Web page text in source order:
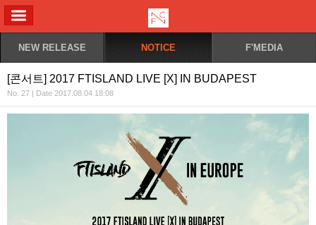
NEW RELEASE NOTICE F'MEDIA
[콘서트] 2017 FTISLAND LIVE [X] IN BUDAPEST
No. 27 | Date 2017.08.04 18:08